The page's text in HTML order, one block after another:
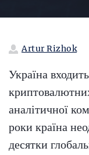
Artur Rizhok
Україна
аналітичної
роки країна
десятки